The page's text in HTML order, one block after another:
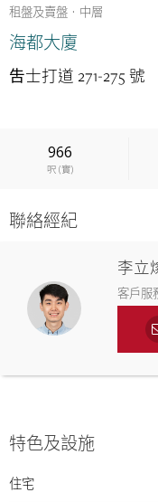
租盤及賣盤 中層
海都大廈
吿士打道 271-275 號
966
呎(實)
聯絡經紀
李立
客戶服
特色及設施
住宅